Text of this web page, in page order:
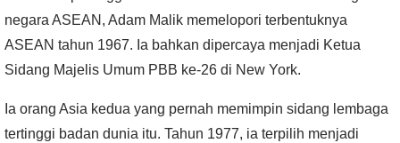
negara ASEAN, Adam Malik memelopori terbentuknya
ASEAN tahun 1967. Ia bahkan dipercaya menjadi Ketua
Sidang Majelis Umum PBB ke-26 di New York.
Ia orang Asia kedua yang pernah memimpin sidang lembaga
tertinggi badan dunia itu. Tahun 1977, ia terpilih menjadi